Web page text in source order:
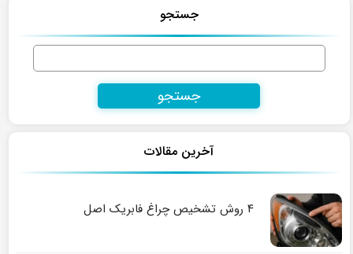
جستجو
جستجو
آخرین مقالات
۴ روش تشخیص چراغ فابریک اصل